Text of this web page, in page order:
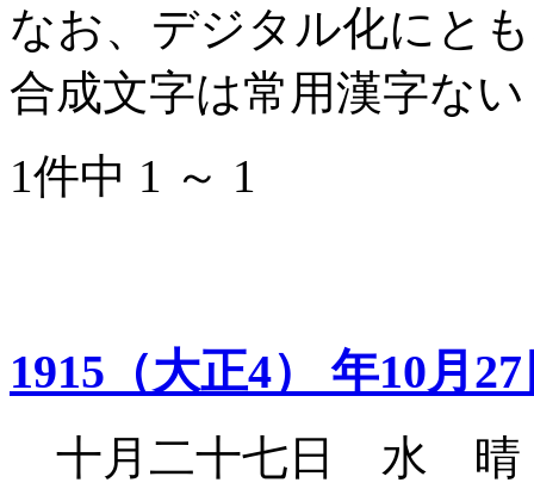
なお、デジタル化にと
合成文字は常用漢字な
1件中 1 ～ 1
1915（大正4） 年10月
十月二十七日 水 晴